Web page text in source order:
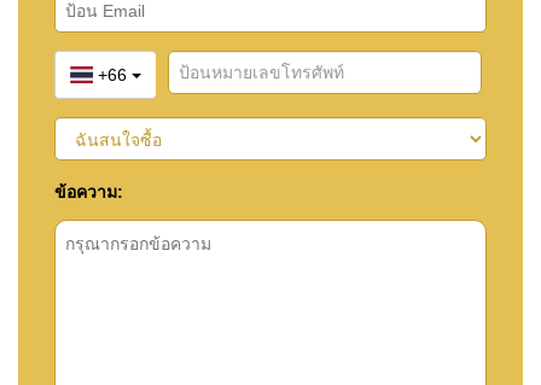
+66
ข้อความ: